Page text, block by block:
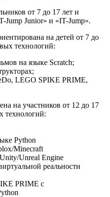
от 7 до 17 лет и
Jump Junior» и «IT-Jump».
на детей от 7 до
технологий:
на языке Scratch;
LEGO SPIKE PRIME,
на участников от 12 до 17
технологий:
Python
Minecraft
Unreal Engine
реальности
PRIME с